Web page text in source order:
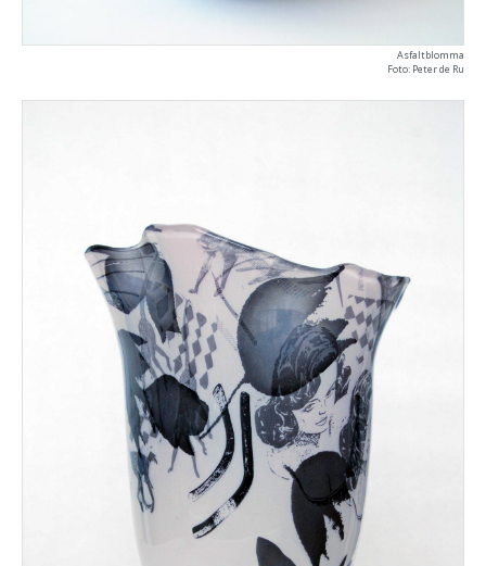
Asfaltblomma
Foto: Peter de Ru